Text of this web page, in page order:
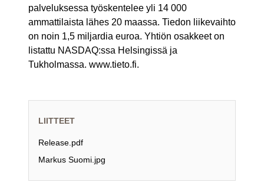
palveluksessa työskentelee yli 14 000
ammattilaista lähes 20 maassa. Tiedon liikevaihto
on noin 1,5 miljardia euroa. Yhtiön osakkeet on
listattu NASDAQ:ssa Helsingissä ja
Tukholmassa. www.tieto.fi.
LIITTEET
Release.pdf
Markus Suomi.jpg